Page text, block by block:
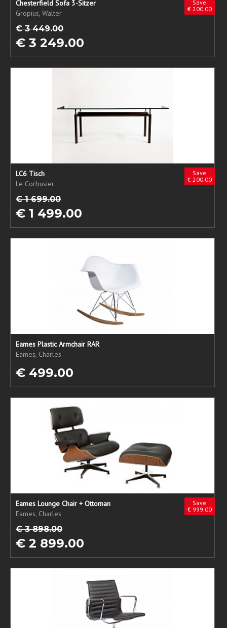
Save
€ 200.00
Chesterfield Sofa 3-Sitzer
Gropius, Walter
€ 3 449.00
€ 3 249.00
Save
€ 200.00
LC6 Tisch
Le Corbusier
€ 1 699.00
€ 1 499.00
Eames Plastic Armchair RAR
Eames, Charles
€ 499.00
Save
€ 999.00
Eames Lounge Chair + Ottoman
Eames, Charles
€ 3 898.00
€ 2 899.00